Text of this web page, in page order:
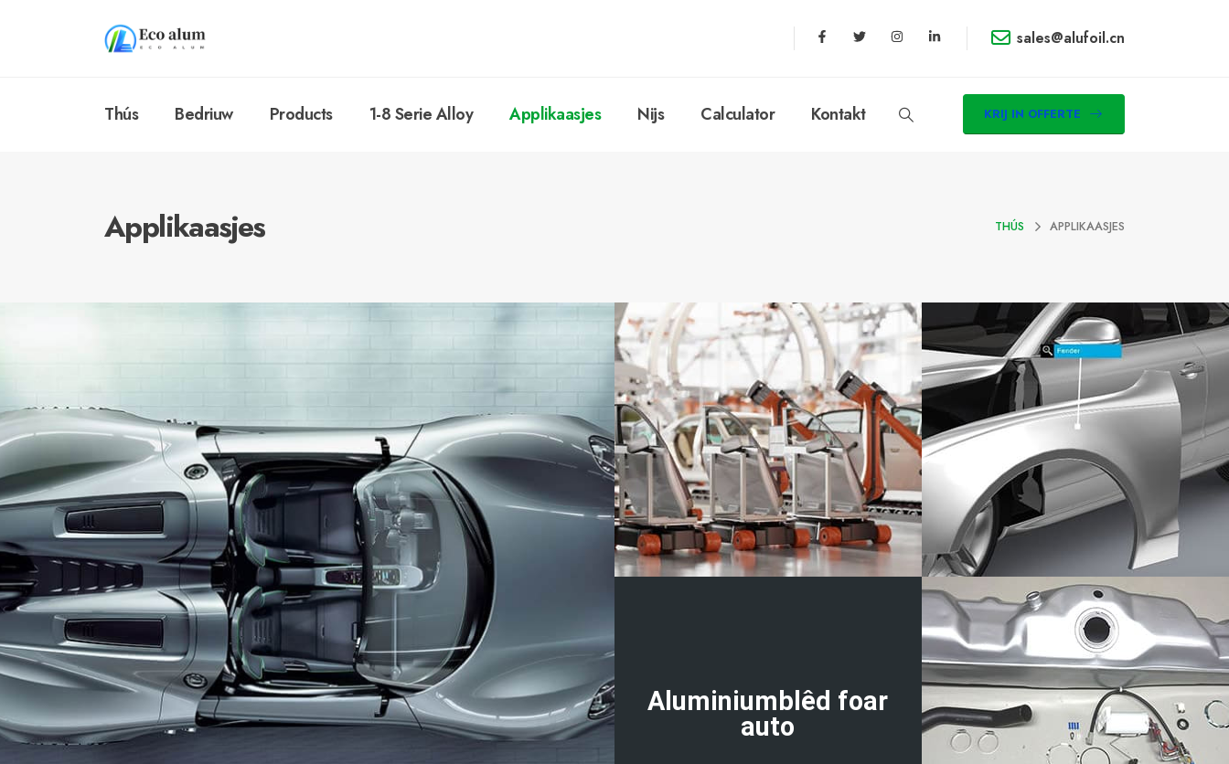
sales@alufoil.cn
Thús Bedriuw Products 1-8 Serie Alloy Applikaasjes Nijs Calculator Kontakt KRIJ IN OFFERTE
Applikaasjes THÚS APPLIKAASJES
Aluminiumblêd foar
auto